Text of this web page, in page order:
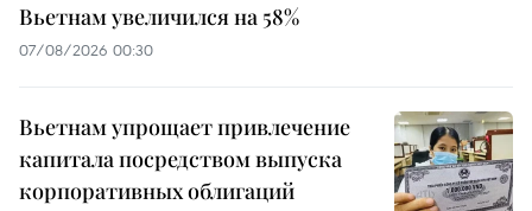
Вьетнам увеличился на 58%
07/08/2026 00:30
Вьетнам упрощает привлечение
капитала посредством выпуска
корпоративных облигаций